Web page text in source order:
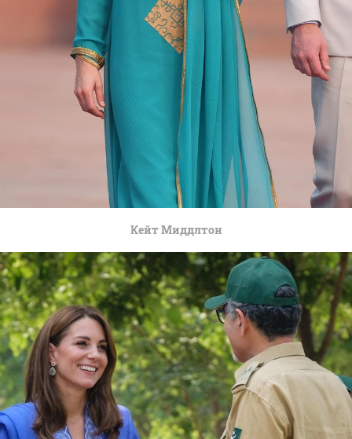
Кейт Миддлтон